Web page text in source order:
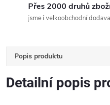
Přes 2000 druhů
jsme i velkoobchodní
Popis produktu
Detailní popis